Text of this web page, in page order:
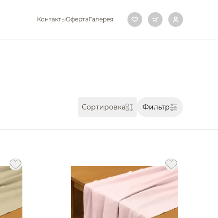
КонтактыОфертаГалерея
Сортировка Фильтр